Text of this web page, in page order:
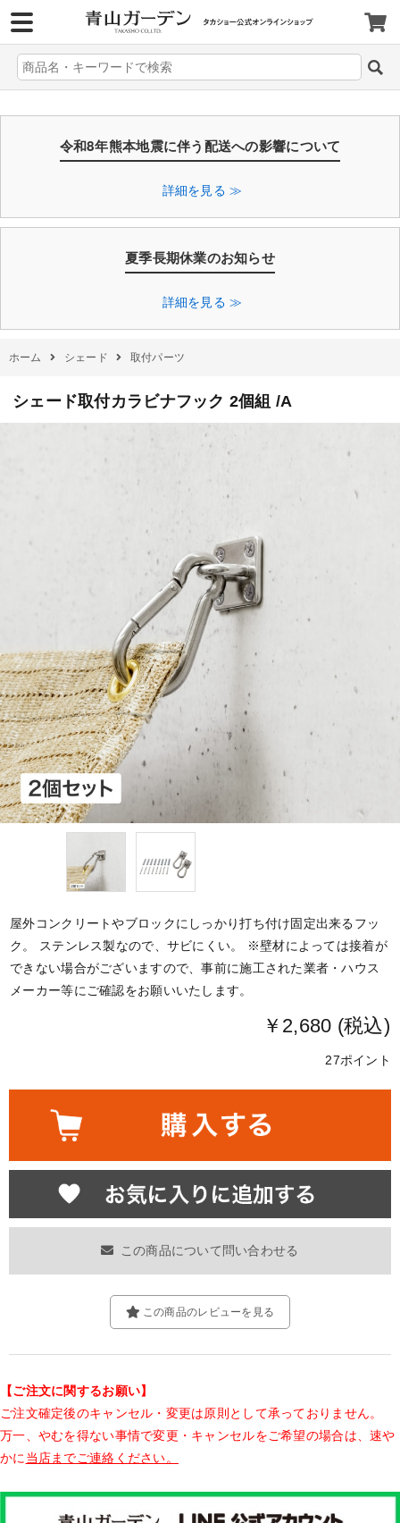
令和8年熊本地震に伴う配送への影響について
詳細を見る ≫
夏季長期休業のお知らせ
詳細を見る ≫
ホーム シェード 取付パーツ
シェード取付カラビナフック 2個組 /A
屋外コンクリートやブロックにしっかり打ち付け固定出来るフッ
ク。 ステンレス製なので、サビにくい。 ※壁材によっては接着が
できない場合がございますので、事前に施工された業者・ハウス
メーカー等にご確認をお願いいたします。
￥2,680 (税込)
27ポイント
この商品について問い合わせる
この商品のレビューを見る
【ご注文に関するお願い】
ご注文確定後のキャンセル・変更は原則として承っておりません。
万一、やむを得ない事情で変更・キャンセルをご希望の場合は、速や
かに 当店までご連絡ください。